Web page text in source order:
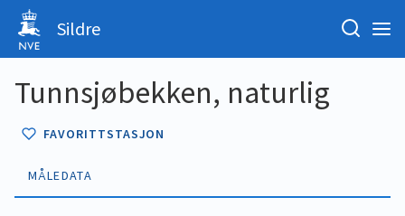
Sildre
Tunnsjøbekken, naturlig
FAVORITTSTASJON
MÅLEDATA